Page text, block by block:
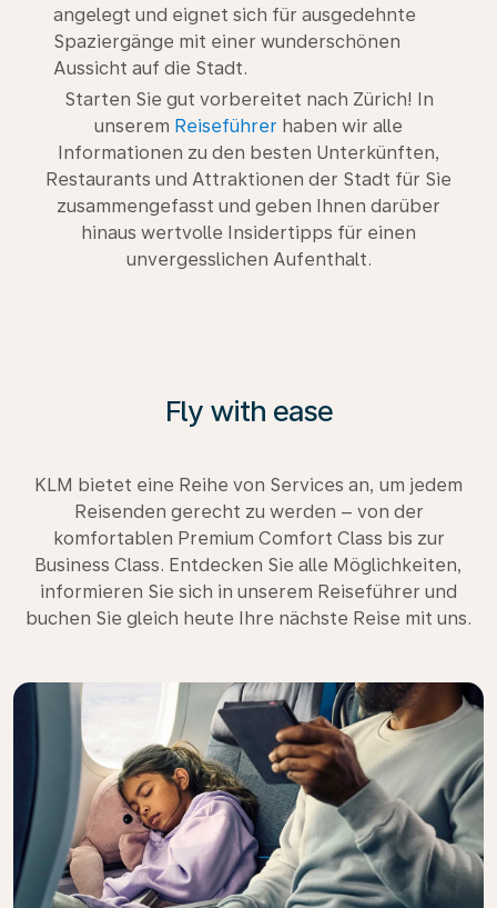
angelegt und eignet sich für ausgedehnte
Spaziergänge mit einer wunderschönen
Aussicht auf die Stadt.
Starten Sie gut vorbereitet nach Zürich! In
unserem Reiseführer haben wir alle
Informationen zu den besten Unterkünften,
Restaurants und Attraktionen der Stadt für Sie
zusammengefasst und geben Ihnen darüber
hinaus wertvolle Insidertipps für einen
unvergesslichen Aufenthalt.
Fly with ease
KLM bietet eine Reihe von Services an, um jedem
Reisenden gerecht zu werden – von der
komfortablen Premium Comfort Class bis zur
Business Class. Entdecken Sie alle Möglichkeiten,
informieren Sie sich in unserem Reiseführer und
buchen Sie gleich heute Ihre nächste Reise mit uns.